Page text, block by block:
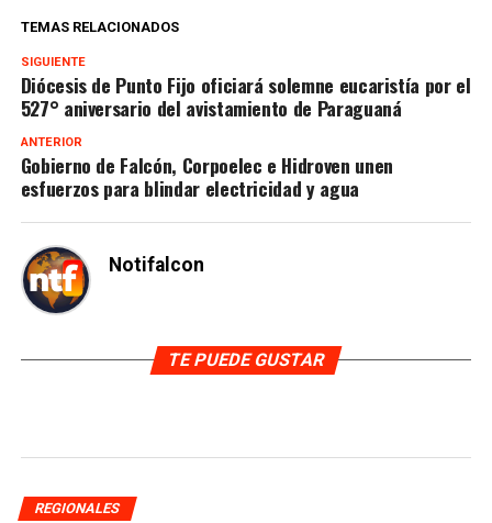
TEMAS RELACIONADOS
SIGUIENTE
Diócesis de Punto Fijo oficiará solemne eucaristía por el
527° aniversario del avistamiento de Paraguaná
ANTERIOR
Gobierno de Falcón, Corpoelec e Hidroven unen
esfuerzos para blindar electricidad y agua
Notifalcon
TE PUEDE GUSTAR
REGIONALES